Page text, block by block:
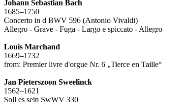
Johann Sebastian Bach
1685–1750
Concerto in d BWV 596 (Antonio Vivaldi)
Allegro - Grave - Fuga - Largo e spiccato - Allegro
Louis Marchand
1669–1732
from: Premier livre d'orgue Nr. 6 „Tierce en Taille“
Jan Pieterszoon Sweelinck
1562–1621
Soll es sein SwWV 330